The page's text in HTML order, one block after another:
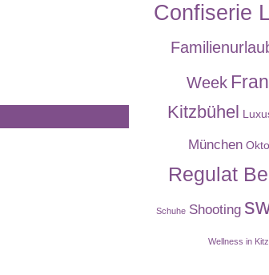
Confiserie
Week
Kitzbühel
München
Regulat
Schuhe Shooting
Wellness in